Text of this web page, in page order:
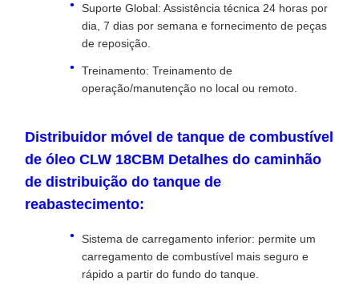
Suporte Global: Assistência técnica 24 horas por
dia, 7 dias por semana e fornecimento de peças
de reposição.
Treinamento: Treinamento de
operação/manutenção no local ou remoto.
Distribuidor móvel de tanque de combustível
de óleo CLW 18CBM Detalhes do caminhão
de distribuição do tanque de
reabastecimento:
Sistema de carregamento inferior: permite um
carregamento de combustível mais seguro e
rápido a partir do fundo do tanque.